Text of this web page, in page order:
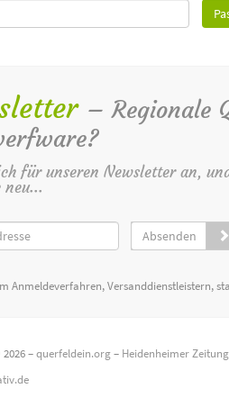
– Regionale
für unseren Newsletter an,
neu...
Absenden
Anmeldeverfahren, Versanddienstleistern,
–querfeldein.org– Heidenheimer